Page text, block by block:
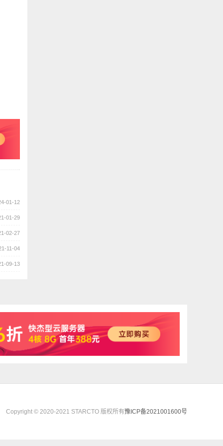
01-12
01-29
02-27
11-04
09-13
Copyright © 2020-2021 STARCTO 版权所有豫ICP备2021001600号